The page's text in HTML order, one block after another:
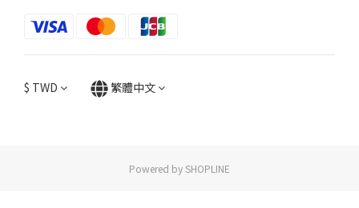
$ TWD 繁體中文
Powered by SHOPLINE